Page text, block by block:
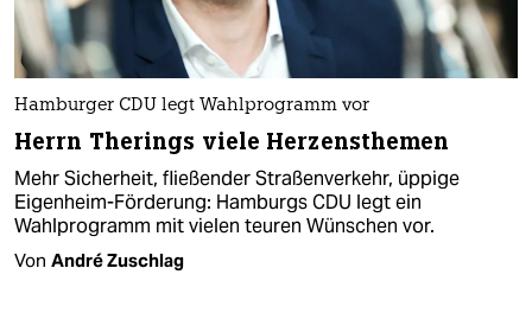
Hamburger CDU legt Wahlprogramm vor
Herrn Therings viele Herzensthemen
Mehr Sicherheit, fließender Straßenverkehr, üppige
Eigenheim-Förderung: Hamburgs CDU legt ein
Wahlprogramm mit vielen teuren Wünschen vor.
Von André Zuschlag